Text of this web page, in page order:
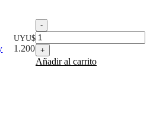
UYU$
1.200
Parlante
MAXELL
BT
-
TREK
Añadir al carrito